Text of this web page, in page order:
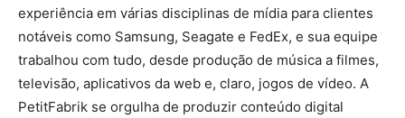
experiência em várias disciplinas de mídia para clientes
notáveis ​​como Samsung, Seagate e FedEx, e sua equipe
trabalhou com tudo, desde produção de música a filmes,
televisão, aplicativos da web e, claro, jogos de vídeo. A
PetitFabrik se orgulha de produzir conteúdo digital